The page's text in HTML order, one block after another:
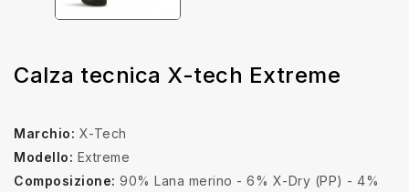
Calza tecnica X-tech Extreme
Marchio: X-Tech
Modello: Extreme
Composizione: 90% Lana merino - 6% X-Dry (PP) - 4%